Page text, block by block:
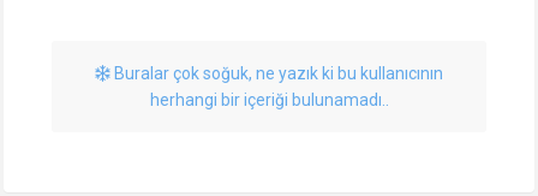
Buralar çok soğuk, ne yazık ki bu kullanıcının
herhangi bir içeriği bulunamadı..